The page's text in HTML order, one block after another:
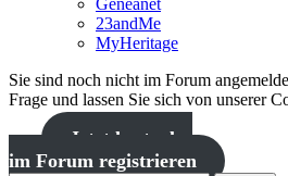
Geneanet
23andMe
MyHeritage
Sie sind noch nicht im Forum
Frage und lassen Sie sich von unserer
Jetzt kostenlos
im Forum registrieren